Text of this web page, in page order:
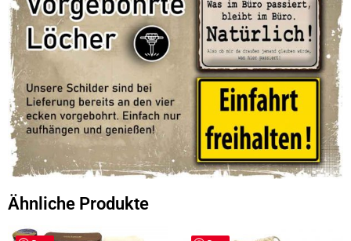
Ähnliche Produkte